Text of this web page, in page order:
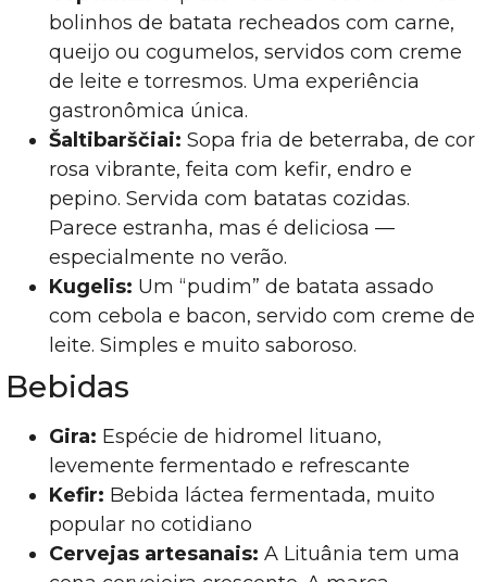
bolinhos de batata recheados com carne,
queijo ou cogumelos, servidos com creme
de leite e torresmos. Uma experiência
gastronômica única.
Šaltibarščiai: Sopa fria de beterraba, de cor
rosa vibrante, feita com kefir, endro e
pepino. Servida com batatas cozidas.
Parece estranha, mas é deliciosa —
especialmente no verão.
Kugelis: Um “pudim” de batata assado
com cebola e bacon, servido com creme de
leite. Simples e muito saboroso.
Bebidas
Gira: Espécie de hidromel lituano,
levemente fermentado e refrescante
Kefir: Bebida láctea fermentada, muito
popular no cotidiano
Cervejas artesanais: A Lituânia tem uma